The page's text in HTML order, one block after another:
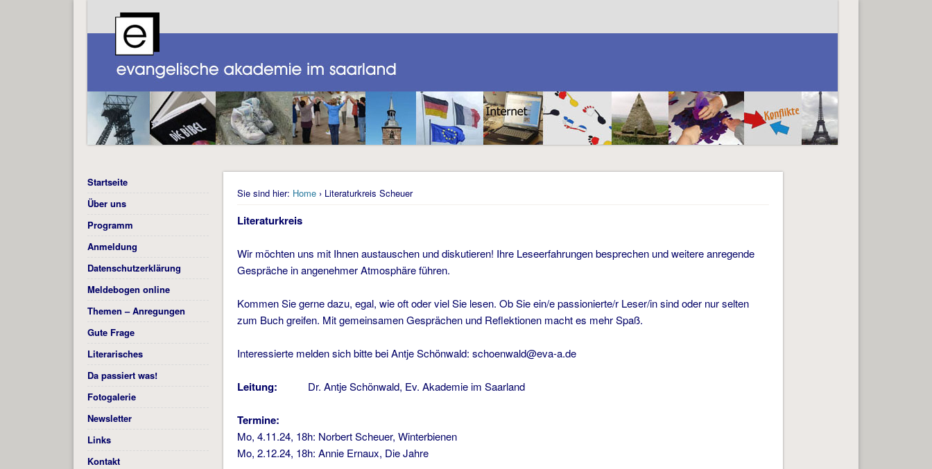
Sie sind hier: Home › Literaturkreis Scheuer
Literaturkreis
Wir möchten uns mit Ihnen austauschen und diskutieren! Ihre Leseerfahrungen besprechen und weitere anregende
Gespräche in angenehmer Atmosphäre führen.
Kommen Sie gerne dazu, egal, wie oft oder viel Sie lesen. Ob Sie ein/e passionierte/r Leser/in sind oder nur selten
zum Buch greifen. Mit gemeinsamen Gesprächen und Reflektionen macht es mehr Spaß.
Interessierte melden sich bitte bei Antje Schönwald: schoenwald@eva-a.de
Leitung: Dr. Antje Schönwald, Ev. Akademie im Saarland
Termine:
Mo, 4.11.24, 18h: Norbert Scheuer, Winterbienen
Mo, 2.12.24, 18h: Annie Ernaux, Die Jahre
Startseite
Über uns
Programm
Anmeldung
Datenschutzerklärung
Meldebogen online
Themen – Anregungen
Gute Frage
Literarisches
Da passiert was!
Fotogalerie
Newsletter
Links
Kontakt